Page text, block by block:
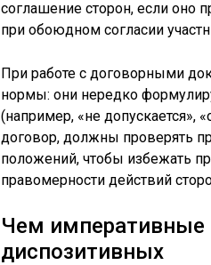
соглашение сторон, если оно
при обоюдном согласии
При работе с договорными
нормы: они нередко
(например, «не допускается»,
договор, должны проверять
положений, чтобы избежать
правомерности действий
Чем императивные
диспозитивных